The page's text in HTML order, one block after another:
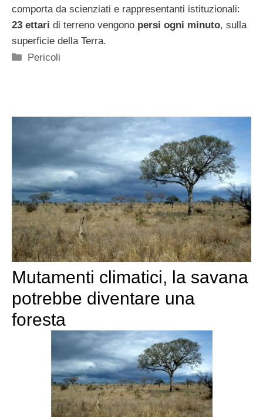
comporta da scienziati e rappresentanti istituzionali:
23 ettari di terreno vengono persi ogni minuto, sulla
superficie della Terra.
Categorie
Pericoli
Mutamenti climatici, la savana
potrebbe diventare una
foresta